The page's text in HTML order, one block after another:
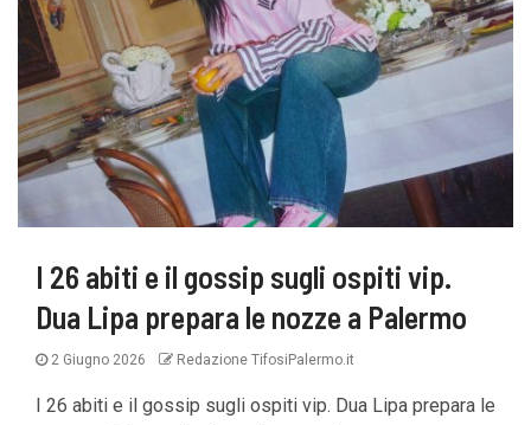
I 26 abiti e il gossip sugli ospiti vip.
Dua Lipa prepara le nozze a Palermo
2 Giugno 2026 Redazione TifosiPalermo.it
I 26 abiti e il gossip sugli ospiti vip. Dua Lipa prepara le